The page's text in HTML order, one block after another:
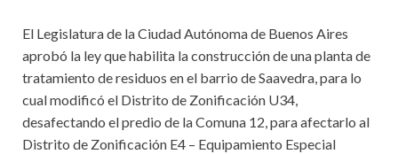
El Legislatura de la Ciudad Autónoma de Buenos Aires
aprobó la ley que habilita la construcción de una planta de
tratamiento de residuos en el barrio de Saavedra, para lo
cual modificó el Distrito de Zonificación U34,
desafectando el predio de la Comuna 12, para afectarlo al
Distrito de Zonificación E4 – Equipamiento Especial